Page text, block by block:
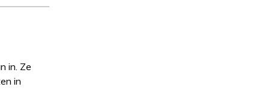
in. Ze
in